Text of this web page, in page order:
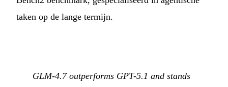
taken op de lange termijn.
GLM-4.7 outperforms GPT-5.1 and stands